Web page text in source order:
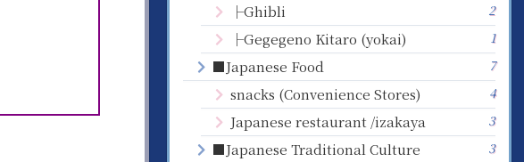
├Ghibli 2
├Gegegeno Kitaro (yokai) 1
■Japanese Food 7
snacks (Convenience Stores) 4
Japanese restaurant /izakaya 3
■Japanese Traditional Culture 3